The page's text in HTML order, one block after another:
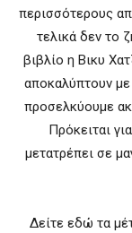
περισσότερους
τελικά δεν το
βιβλίο η Βικυ
αποκαλύπτουν με
προσελκύουμε
Πρόκειται
μετατρέπει σε
Δείτε εδώ τα